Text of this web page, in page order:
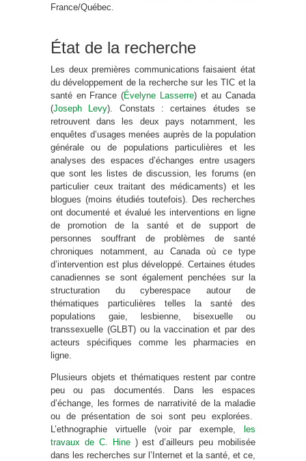
France/Québec.
État de la recherche
Les deux premières communications faisaient état
du développement de la recherche sur les TIC et la
santé en France (Évelyne Lasserre) et au Canada
(Joseph Levy). Constats : certaines études se
retrouvent dans les deux pays notamment, les
enquêtes d’usages menées auprès de la population
générale ou de populations particulières et les
analyses des espaces d’échanges entre usagers
que sont les listes de discussion, les forums (en
particulier ceux traitant des médicaments) et les
blogues (moins étudiés toutefois). Des recherches
ont documenté et évalué les interventions en ligne
de promotion de la santé et de support de
personnes souffrant de problèmes de santé
chroniques notamment, au Canada où ce type
d’intervention est plus développé. Certaines études
canadiennes se sont également penchées sur la
structuration du cyberespace autour de
thématiques particulières telles la santé des
populations gaie, lesbienne, bisexuelle ou
transsexuelle (GLBT) ou la vaccination et par des
acteurs spécifiques comme les pharmacies en
ligne.
Plusieurs objets et thématiques restent par contre
peu ou pas documentés. Dans les espaces
d’échange, les formes de narrativité de la maladie
ou de présentation de soi sont peu explorées.
L’ethnographie virtuelle (voir par exemple,
les
travaux de C. Hine ) est d’ailleurs peu mobilisée
dans les recherches sur l’Internet et la santé, et ce,